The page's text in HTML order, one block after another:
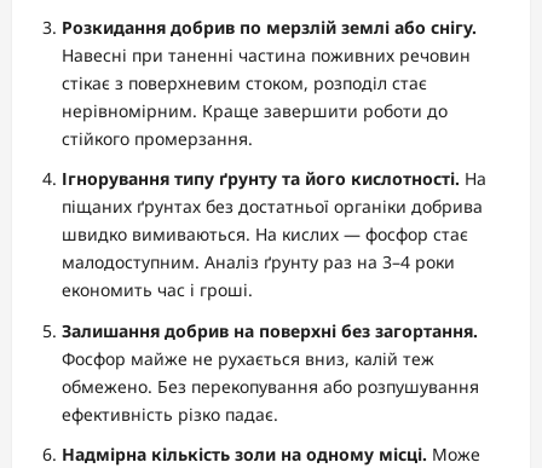
Розкидання добрив по мерзлій землі або снігу.
Навесні при таненні частина поживних речовин
стікає з поверхневим стоком, розподіл стає
нерівномірним. Краще завершити роботи до
стійкого промерзання.
Ігнорування типу ґрунту та його кислотності. На
піщаних ґрунтах без достатньої органіки добрива
швидко вимиваються. На кислих — фосфор стає
малодоступним. Аналіз ґрунту раз на 3–4 роки
економить час і гроші.
Залишання добрив на поверхні без загортання.
Фосфор майже не рухається вниз, калій теж
обмежено. Без перекопування або розпушування
ефективність різко падає.
Надмірна кількість золи на одному місці. Може